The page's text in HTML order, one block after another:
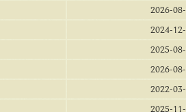
2026-
2024-
2025-
2026-
2022-
2025-